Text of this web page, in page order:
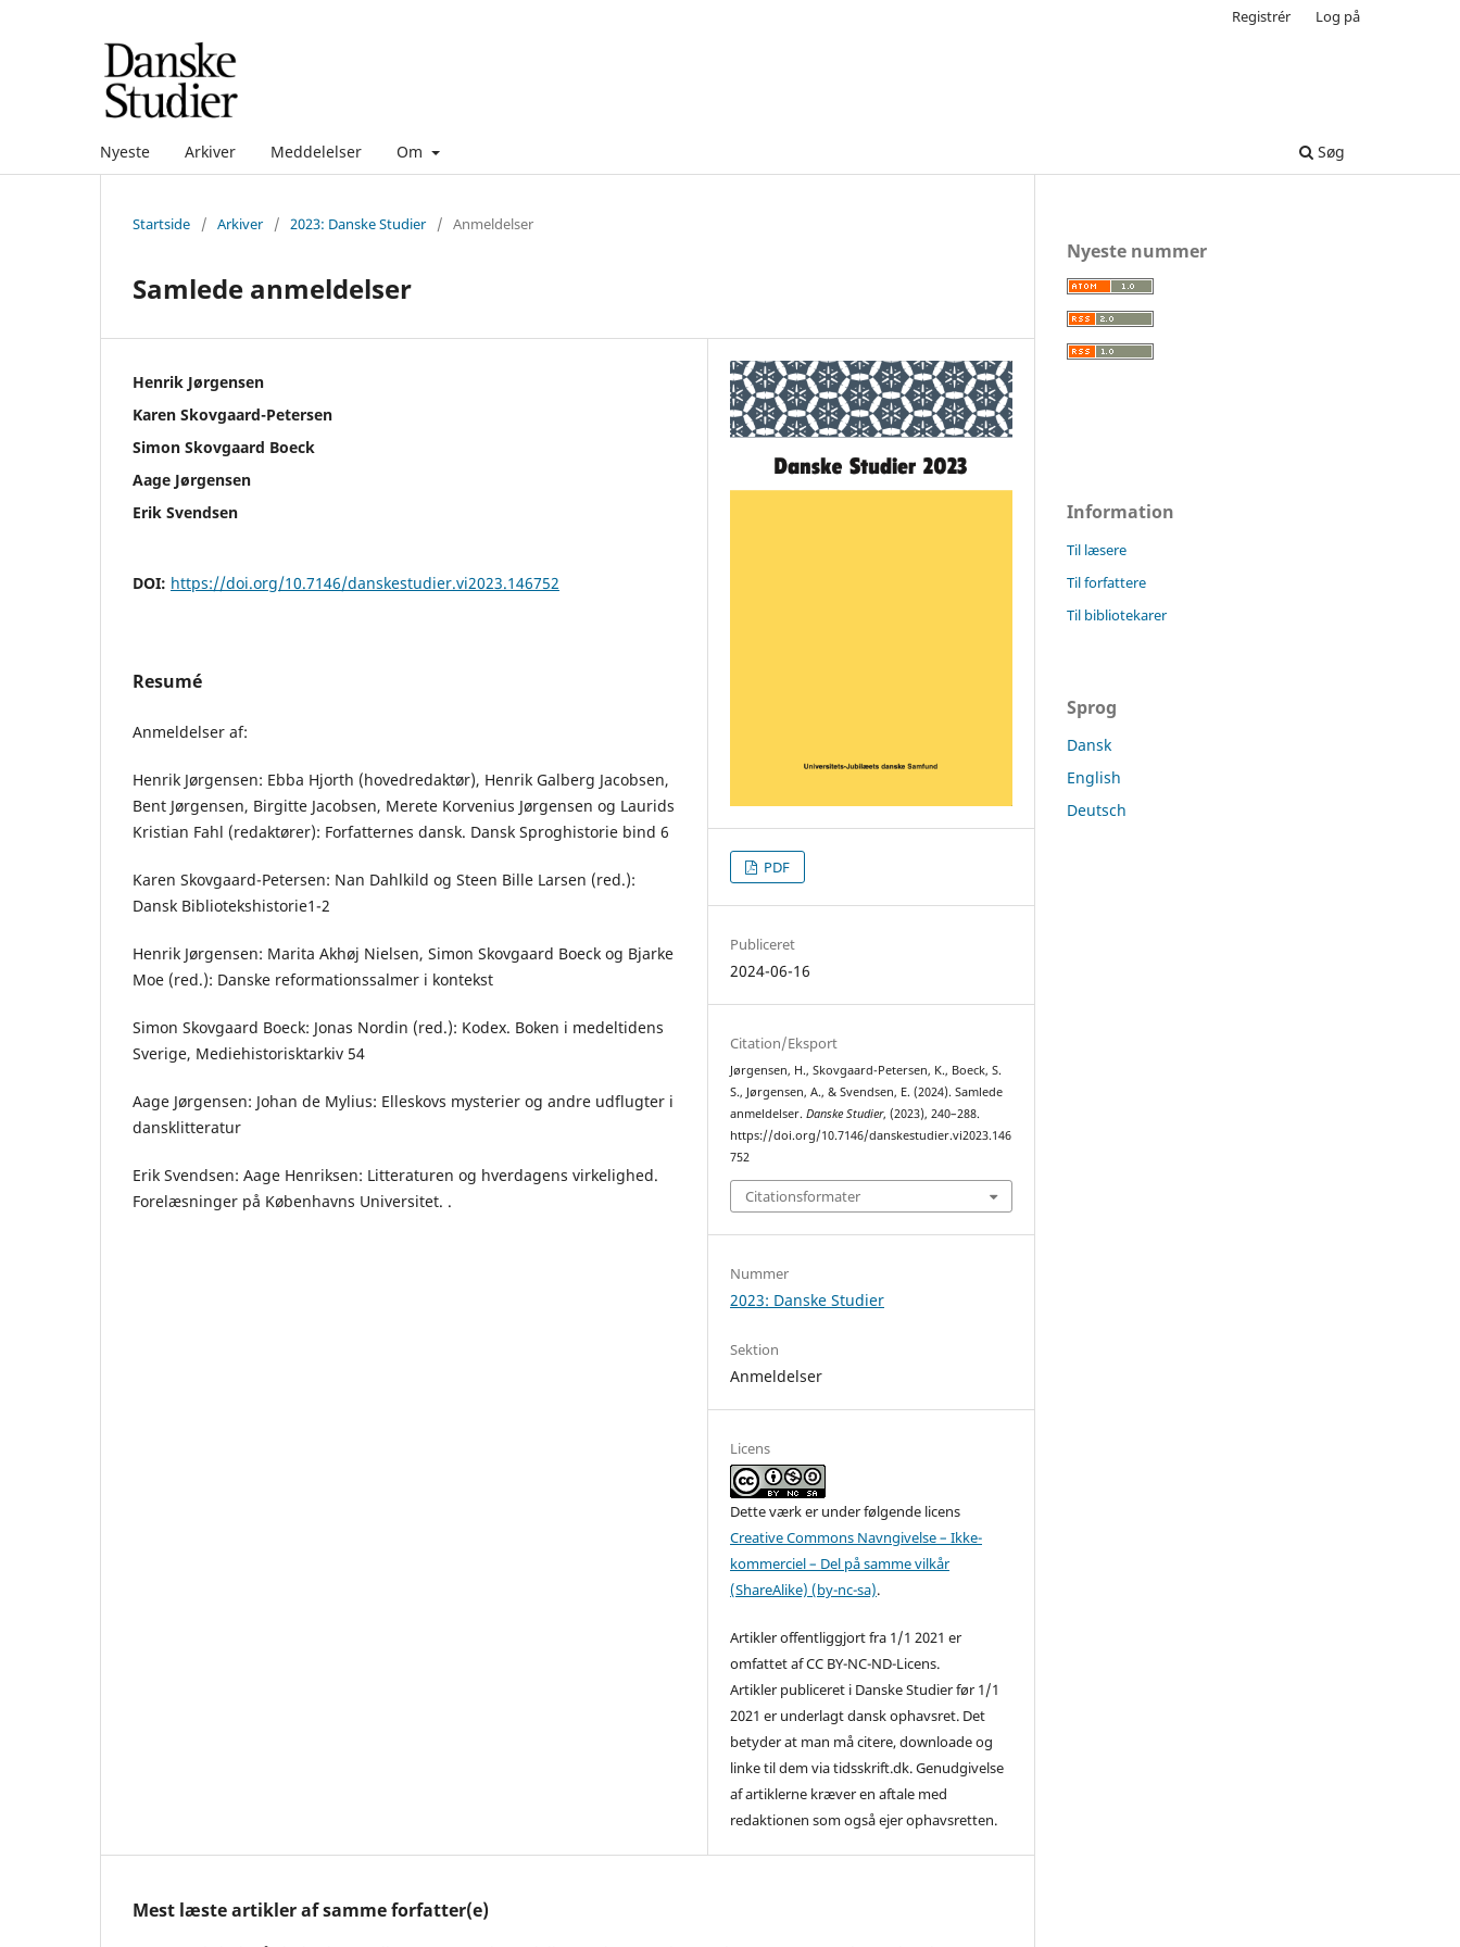
Nyeste Arkiver Meddelelser Om Søg
Registrér Log på
Startside / Arkiver / 2023: Danske Studier / Anmeldelser
Samlede anmeldelser
Henrik Jørgensen
Karen Skovgaard-Petersen
Simon Skovgaard Boeck
Aage Jørgensen
Erik Svendsen
DOI: https://doi.org/10.7146/danskestudier.vi2023.146752
Resumé
Anmeldelser af:
Henrik Jørgensen: Ebba Hjorth (hovedredaktør), Henrik Galberg Jacobsen,
Bent Jørgensen, Birgitte Jacobsen, Merete Korvenius Jørgensen og Laurids
Kristian Fahl (redaktører): Forfatternes dansk. Dansk Sproghistorie bind 6
Karen Skovgaard-Petersen: Nan Dahlkild og Steen Bille Larsen (red.):
Dansk Bibliotekshistorie1-2
Henrik Jørgensen: Marita Akhøj Nielsen, Simon Skovgaard Boeck og Bjarke
Moe (red.): Danske reformationssalmer i kontekst
Simon Skovgaard Boeck: Jonas Nordin (red.): Kodex. Boken i medeltidens
Sverige, Mediehistorisktarkiv 54
Aage Jørgensen: Johan de Mylius: Elleskovs mysterier og andre udflugter i
dansklitteratur
Erik Svendsen: Aage Henriksen: Litteraturen og hverdagens virkelighed.
Forelæsninger på Københavns Universitet. .
PDF
Publiceret
2024-06-16
Citation/Eksport
Jørgensen, H., Skovgaard-Petersen, K., Boeck, S.
S., Jørgensen, A., & Svendsen, E. (2024). Samlede
anmeldelser.Danske Studier, (2023), 240–288.
https://doi.org/10.7146/danskestudier.vi2023.146
752
Citationsformater
Nummer
2023: Danske Studier
Sektion
Anmeldelser
Licens
Dette værk er under følgende licens
Creative Commons Navngivelse – Ikke-
kommerciel – Del på samme vilkår
(ShareAlike) (by-nc-sa).
Artikler offentliggjort fra 1/1 2021 er
omfattet af CC BY-NC-ND-Licens.
Artikler publiceret i Danske Studier før 1/1
2021 er underlagt dansk ophavsret. Det
betyder at man må citere, downloade og
linke til dem via tidsskrift.dk. Genudgivelse
af artiklerne kræver en aftale med
redaktionen som også ejer ophavsretten.
Mest læste artikler af samme forfatter(e)
Nyeste nummer
Information
Til læsere
Til forfattere
Til bibliotekarer
Sprog
Dansk
English
Deutsch